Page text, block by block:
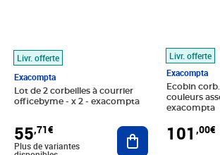
Livr. offerte
Exacompta
Lot de 2 corbeilles à courrier
officebyme - x 2 - exacompta
55,71€
Plus de variantes
Ajouter au panier
Livr. offerte
Exacompta
Ecobin
couleurs
exacompta
101 ,00€